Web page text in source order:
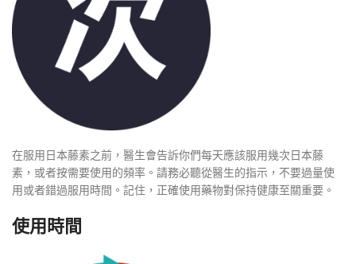
在服用日本藤素之前，醫生會告訴你們每天應該服用幾次日本藤
素，或者按需要使用的頻率。請務必聽從醫生的指示，不要過量使
用或者錯過服用時間。記住，正確使用藥物對保持健康至關重要。
使用時間